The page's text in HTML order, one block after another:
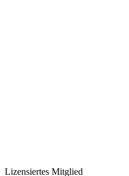
Lizensiertes Mitglied